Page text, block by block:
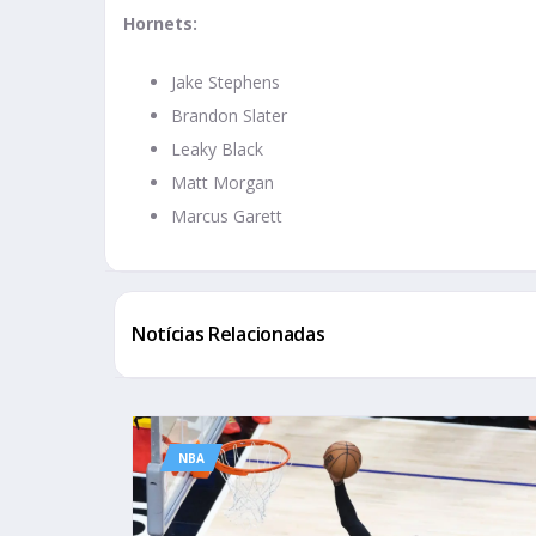
Hornets:
Jake Stephens
Brandon Slater
Leaky Black
Matt Morgan
Marcus Garett
Notícias Relacionadas
NBA